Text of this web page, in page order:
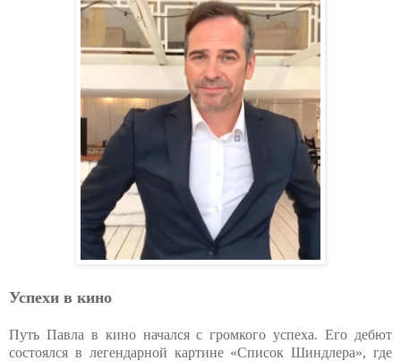
Успехи в кино
Путь Павла в кино начался с громкого успеха. Его дебют
состоялся в легендарной картине «Список Шиндлера», где